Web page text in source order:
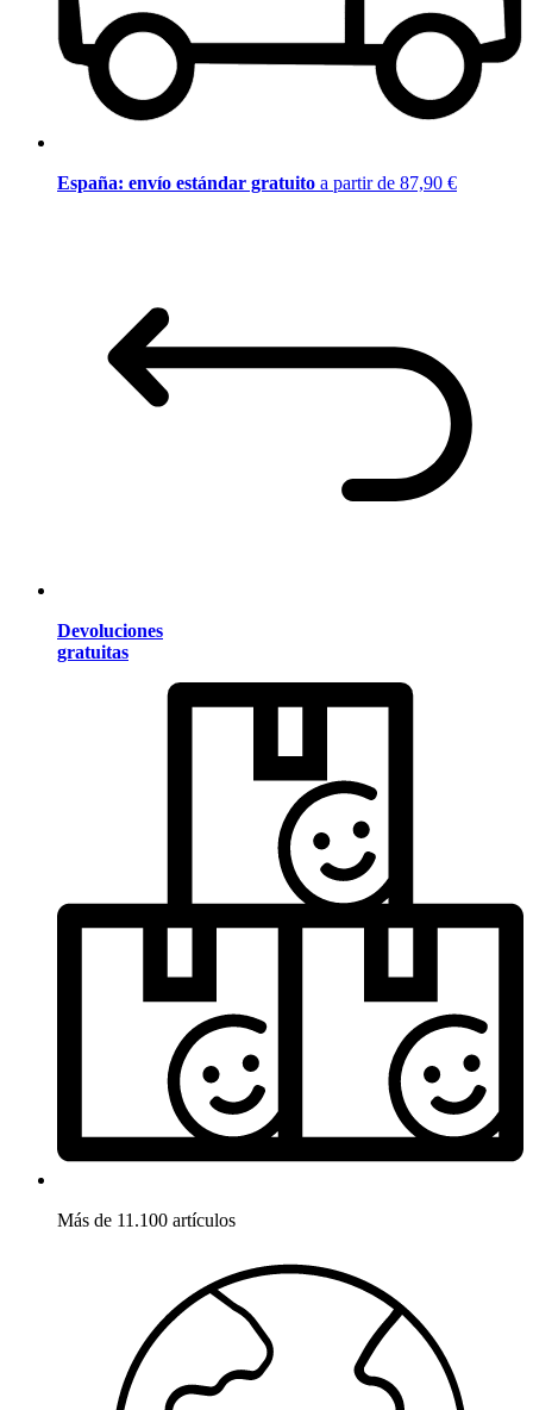
España: envío estándar gratuito a partir de 87,90 €
Devoluciones
gratuitas
Más de 11.100 artículos